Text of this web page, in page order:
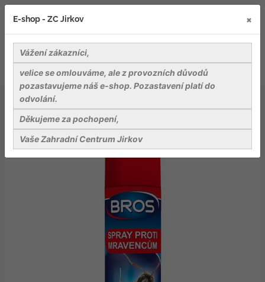
Záhradnické potřeby
Bros - sprej proti mravencům 150 ml
E-shop - ZC Jirkov ×
Vážení zákazníci,
velice se omlouváme, ale z provozních důvodů
pozastavujeme náš e-shop. Pozastavení platí do
odvolání.
Děkujeme za pochopení,
Vaše Zahradní Centrum Jirkov